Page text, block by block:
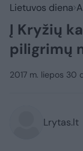
Lietuvos diena
Į Kryžių
piligrimų
2017 m. liepos 30
Lrytas.lt